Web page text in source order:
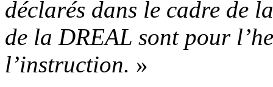
déclarés dans le cadre de
de la DREAL sont pour
l’instruction. »